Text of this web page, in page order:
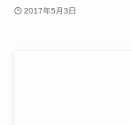
2017年5月3日